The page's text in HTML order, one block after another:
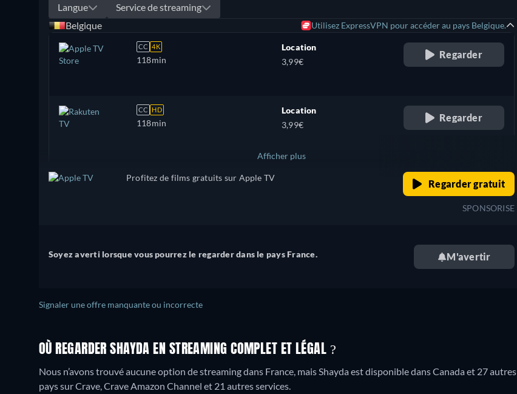
Langue
Service de streaming
Belgique
Utilisez ExpressVPN pour accéder au pays Belgique.
CC 4K
118min
Location
3,99€
Regarder
CC HD
118min
Location
3,99€
Regarder
États-Unis + 1
Afficher plus
Profitez de films gratuits sur Apple TV
Regarder gratuit
SPONSORISE
Soyez averti lorsque vous pourrez le regarder dans le pays France. M'avertir
Signaler une offre manquante ou incorrecte
OÙ REGARDER SHAYDA EN STREAMING COMPLET ET LÉGAL ?
Nous n’avons trouvé aucune option de streaming dans France, mais Shayda est disponible dans Canada et 27 autres
pays sur Crave, Crave Amazon Channel et 21 autres services.